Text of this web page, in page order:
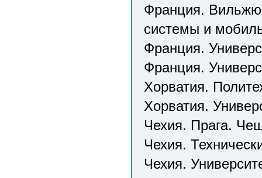
Франция.
системы и
Франция.
Франция.
Хорватия.
Хорватия.
Чехия. Прага.
Чехия.
Чехия.